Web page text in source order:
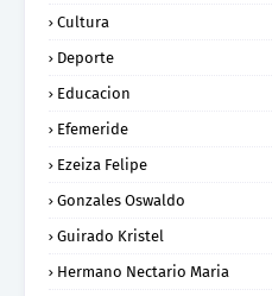
Cultura
Deporte
Educacion
Efemeride
Ezeiza Felipe
Gonzales Oswaldo
Guirado Kristel
Hermano Nectario Maria